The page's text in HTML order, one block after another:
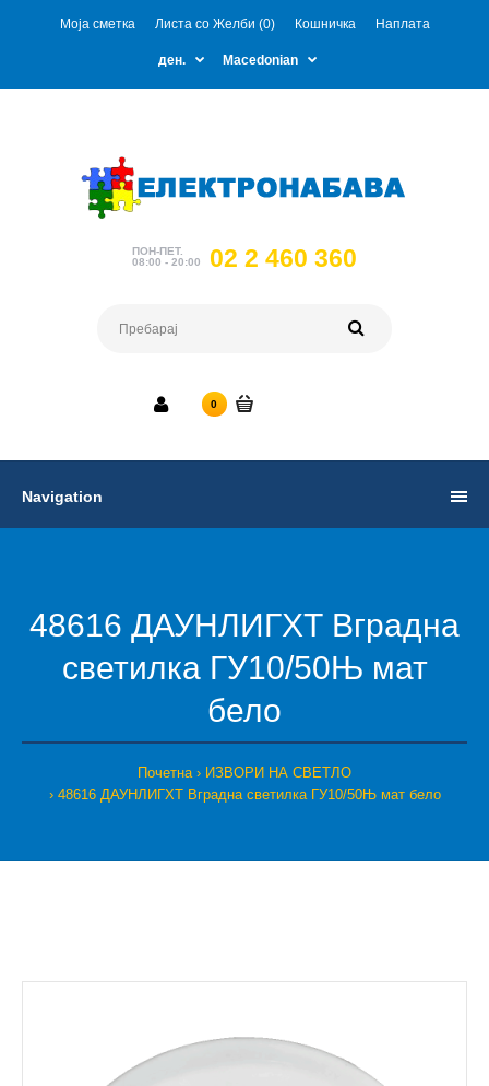
Моја сметка Листа со Желби (0) Кошничка Наплата
ден. Macedonian
ПОН-ПЕТ.
08:00 - 20:00
02 2 460 360
0
Navigation
48616 ДАУНЛИГХТ Вградна
светилка ГУ10/50Њ мат
бело
Почетна
ИЗВОРИ НА СВЕТЛО
48616 ДАУНЛИГХТ Вградна светилка ГУ10/50Њ мат бело